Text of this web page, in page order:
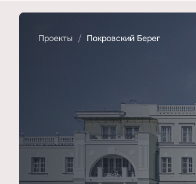
Проекты Покровский Берег